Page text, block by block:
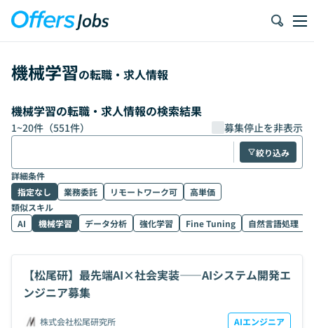
機械学習の転職・求人情報
機械学習の転職・求人情報の検索結果
1~20件（551件） 募集停止を非表示
絞り込み
詳細条件
指定なし
業務委託 リモートワーク可
高単価
類似スキル
AI
機械学習 データ分析 強化学習 Fine Tuning 自然言語処理
【松尾研】最先端AI×社会実装——AIシステム開発エ
ンジニア募集
株式会社松尾研究所 AIエンジニア